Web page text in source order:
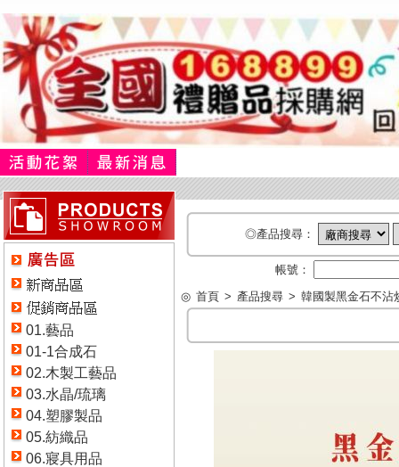
01.藝品
01-1合成石
02.木製工藝品
03.水晶/琉璃
04.塑膠製品
05.紡織品
06.寢具用品
◎產品搜尋：
帳號：
◎ 首頁 > 產品搜尋 > 韓國製黑金石不沾